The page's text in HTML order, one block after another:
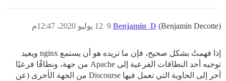
Benjamin_D (Benjamin Decotte) 12 يوليو 2020، 12:47م 9
إذا فهمتُ بشكل صحيح، فإن ما تريده هو أن يستمع nginx ويعيد
توجيه أحد النطاقات الفرعية إلى Apache من جهة، ونطاقًا فرعيًا
آخر إلى الحاوية التي تعمل فيها Discourse من الجهة الأخرى (عن